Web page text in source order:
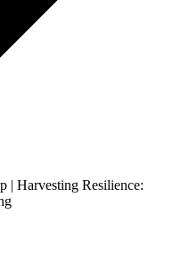
| Harvesting Resilience: